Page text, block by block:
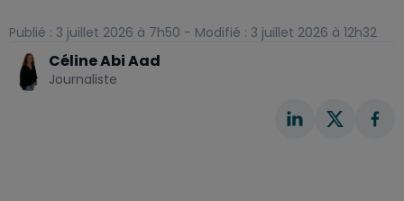
Publié : 3 juillet 2026 à 7h50 - Modifié : 3 juillet 2026 à 12h32
Céline Abi Aad
Journaliste